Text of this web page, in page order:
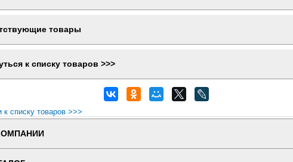
товары
к списку товаров >>>
к списку товаров >>>